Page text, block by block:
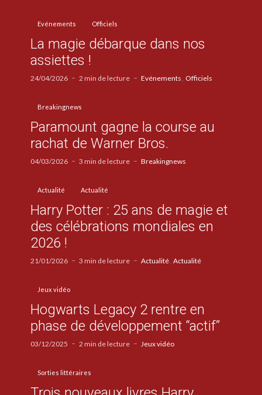
Evénements Officiels
La magie débarque dans nos
assiettes !
24/04/2026 2 min de lecture Evénements Officiels
Breakingnews
Paramount gagne la course au
rachat de Warner Bros.
04/03/2026 3 min de lecture Breakingnews
Actualité Actualité
Harry Potter : 25 ans de magie et
des célébrations mondiales en
2026 !
21/01/2026 3 min de lecture Actualité Actualité
Jeux vidéo
Hogwarts Legacy 2 rentre en
phase de développement “actif”
03/12/2025 2 min de lecture Jeux vidéo
Sorties littéraires